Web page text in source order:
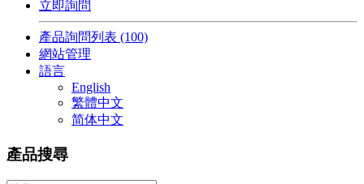
立即詢問
產品詢問列表 (100)
網站管理
語言
English
繁體中文
简体中文
產品搜尋